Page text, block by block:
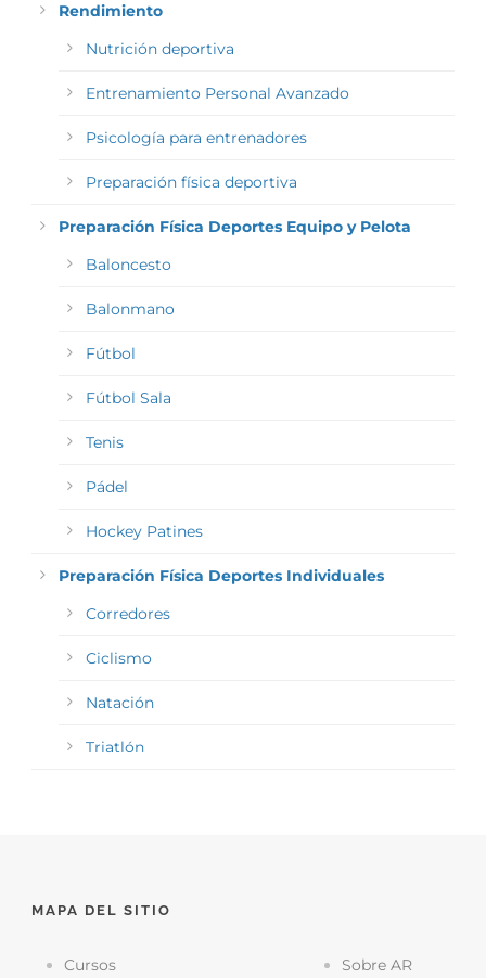
Rendimiento
Nutrición deportiva
Entrenamiento Personal Avanzado
Psicología para entrenadores
Preparación física deportiva
Preparación Física Deportes Equipo y Pelota
Baloncesto
Balonmano
Fútbol
Fútbol Sala
Tenis
Pádel
Hockey Patines
Preparación Física Deportes Individuales
Corredores
Ciclismo
Natación
Triatlón
MAPA DEL SITIO
Cursos
Sobre AR